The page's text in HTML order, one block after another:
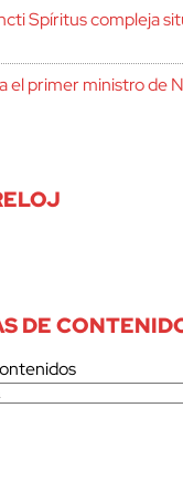
Spíritus compleja
el primer ministro de
DE